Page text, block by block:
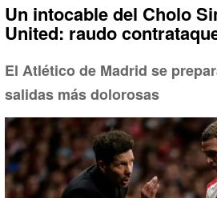
Un intocable del Cholo
United: raudo
El Atlético de Madrid se
salidas más dolorosas